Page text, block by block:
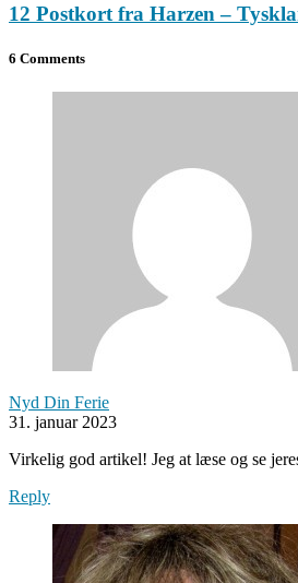
12 Postkort fra Harzen –
6 Comments
Nyd Din Ferie
31. januar 2023
Virkelig god artikel! Jeg at læse og se
Reply